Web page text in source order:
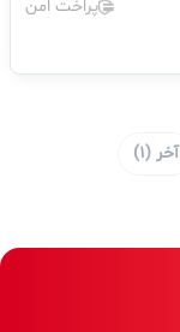
پراخت امن
آخر (1)